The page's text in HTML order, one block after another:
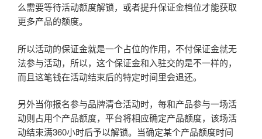
么需要等待活动额度解锁，或者提升保证金档位才能获取
更多产品的额度。
所以活动的保证金就是一个占位的作用，不付保证金就无
法参与活动，所以，这个保证金和入驻交的是不一样的，
而且这笔钱在活动结束后的特定时间里会退还。
另外当你报名参与品牌清仓活动时，每和产品参与一场活
动则占用个产品额度，平台将相应确定产品额度，该场活
动结束满360小时后予以解锁。当确定某个产品额度时间